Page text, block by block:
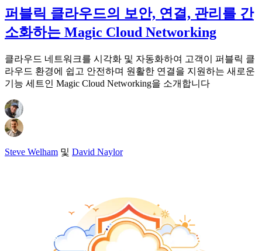
퍼블릭 클라우드의 보안, 연결, 관리를 간
소화하는 Magic Cloud Networking
클라우드 네트워크를 시각화 및 자동화하여 고객이 퍼블릭 클
라우드 환경에 쉽고 안전하며 원활한 연결을 지원하는 새로운
기능 세트인 Magic Cloud Networking을 소개합니다
Steve Welham 및 David Naylor